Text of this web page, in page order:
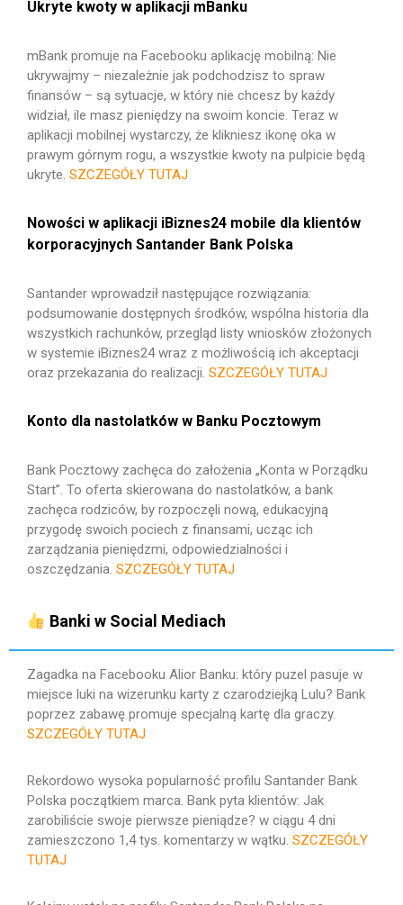
Ukryte kwoty w aplikacji mBanku
mBank promuje na Facebooku aplikację mobilną: Nie
ukrywajmy – niezależnie jak podchodzisz to spraw
finansów – są sytuacje, w który nie chcesz by każdy
widział, ile masz pieniędzy na swoim koncie. Teraz w
aplikacji mobilnej wystarczy, że klikniesz ikonę oka w
prawym górnym rogu, a wszystkie kwoty na pulpicie będą
ukryte. SZCZEGÓŁY TUTAJ
Nowości w aplikacji iBiznes24 mobile dla klientów
korporacyjnych Santander Bank Polska
Santander wprowadził następujące rozwiązania:
podsumowanie dostępnych środków, wspólna historia dla
wszystkich rachunków, przegląd listy wniosków złożonych
w systemie iBiznes24 wraz z możliwością ich akceptacji
oraz przekazania do realizacji. SZCZEGÓŁY TUTAJ
Konto dla nastolatków w Banku Pocztowym
Bank Pocztowy zachęca do założenia „Konta w Porządku
Start”. To oferta skierowana do nastolatków, a bank
zachęca rodziców, by rozpoczęli nową, edukacyjną
przygodę swoich pociech z finansami, ucząc ich
zarządzania pieniędzmi, odpowiedzialności i
oszczędzania. SZCZEGÓŁY TUTAJ
Banki w Social Mediach
Zagadka na Facebooku Alior Banku: który puzel pasuje w
miejsce luki na wizerunku karty z czarodziejką Lulu? Bank
poprzez zabawę promuje specjalną kartę dla graczy.
SZCZEGÓŁY TUTAJ
Rekordowo wysoka popularność profilu Santander Bank
Polska początkiem marca. Bank pyta klientów: Jak
zarobiliście swoje pierwsze pieniądze? w ciągu 4 dni
zamieszczono 1,4 tys. komentarzy w wątku. SZCZEGÓŁY
TUTAJ